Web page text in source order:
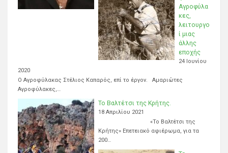
Αγροφύλα
κες,
λειτουργο
ί μιας
άλλης
εποχής
24 Ιουνίου
2020
Ο Αγροφύλακας Στέλιος Καπαρός, επί το έργον. Αμαριώτες
Αγροφύλακες,…
Το Βαλτέτσι της Κρήτης.
18 Απριλίου 2021
«Το Βαλτέτσι της
Κρήτης» Επετειακό αφιέρωμα, για τα
200…